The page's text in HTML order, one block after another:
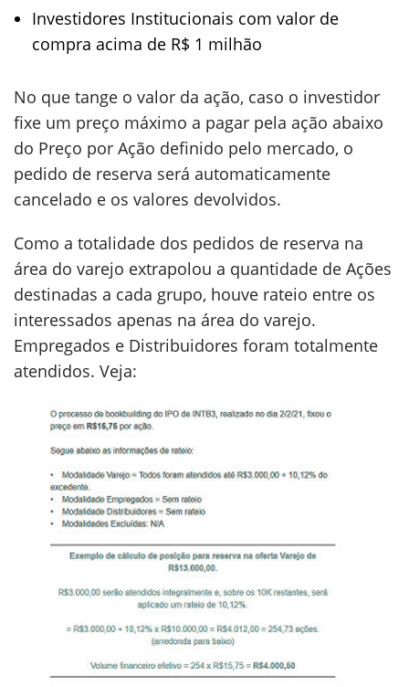
Investidores Institucionais com valor de
compra acima de R$ 1 milhão
No que tange o valor da ação, caso o investidor
fixe um preço máximo a pagar pela ação abaixo
do Preço por Ação definido pelo mercado, o
pedido de reserva será automaticamente
cancelado e os valores devolvidos.
Como a totalidade dos pedidos de reserva na
área do varejo extrapolou a quantidade de Ações
destinadas a cada grupo, houve rateio entre os
interessados apenas na área do varejo.
Empregados e Distribuidores foram totalmente
atendidos. Veja: